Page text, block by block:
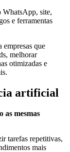
WhatsApp, site,
e ferramentas
que
melhorar
otimizadas e
artificial
as mesmas
tarefas repetitivas,
mais